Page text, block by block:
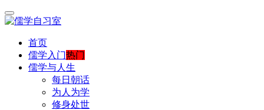
首页
儒学入门热门
儒学与人生
每日朝话
为人为学
修身处世